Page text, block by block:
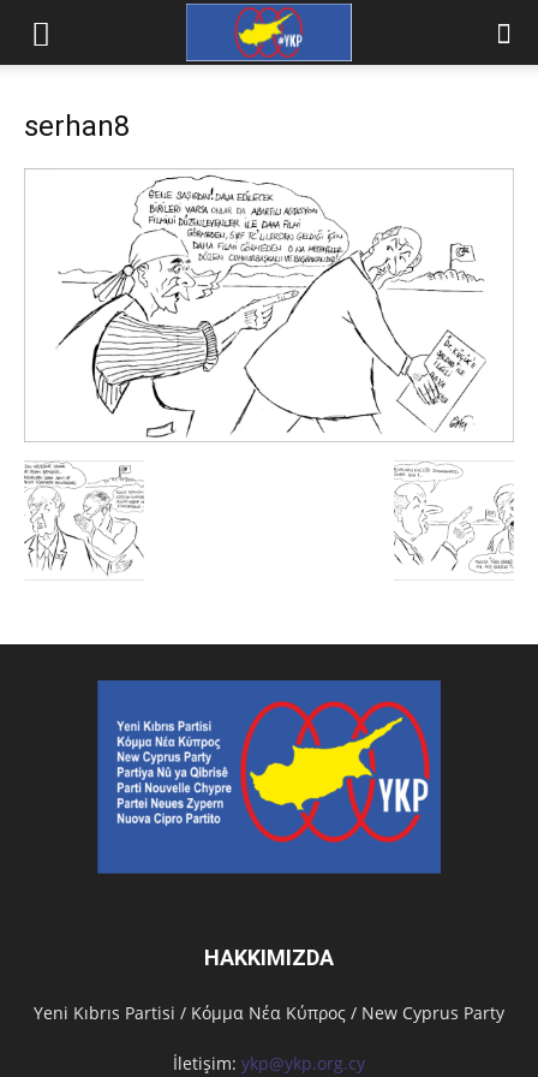
serhan8
HAKKIMIZDA
Υeni Kıbrıs Partisi / Κόμμα Νέα Κύπρος / New Cyprus Party
İletişim: ykp@ykp.org.cy